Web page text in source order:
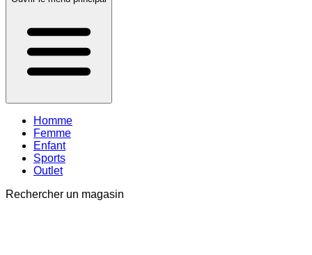
Homme
Femme
Enfant
Sports
Outlet
Rechercher un magasin